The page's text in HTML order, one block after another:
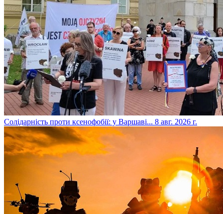
​Солідарність проти ксенофобії: у Варшаві... 8 авг. 2026 г.